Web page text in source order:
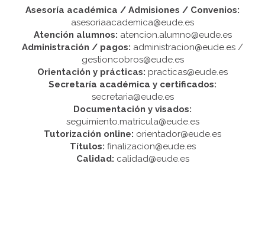
Asesoría académica / Admisiones / Convenios:
asesoriaacademica@eude.es
Atención alumnos: atencion.alumno@eude.es
Administración / pagos: administracion@eude.es /
gestioncobros@eude.es
Orientación y prácticas: practicas@eude.es
Secretaría académica y certificados:
secretaria@eude.es
Documentación y visados:
seguimiento.matricula@eude.es
Tutorización online: orientador@eude.es
Títulos: finalizacion@eude.es
Calidad: calidad@eude.es